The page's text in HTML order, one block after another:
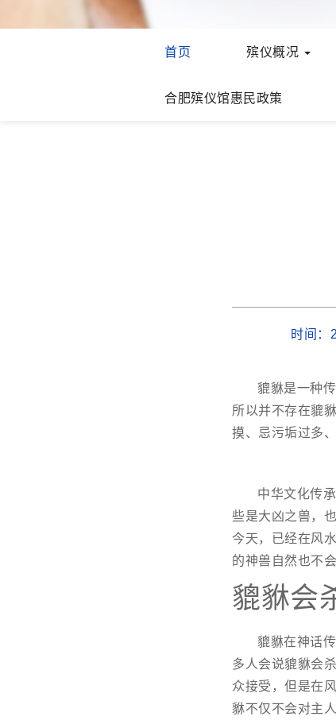
首页 殡仪概况
合肥殡仪馆惠民政策
时间
貔貅是一种
所以并不存在貔
摸、忌污垢过多
中华文化传
些是大凶之兽，
今天，已经在风
的神兽自然也不
貔貅会
貔貅在神话
多人会说貔貅会
众接受，但是在
貅不仅不会对主